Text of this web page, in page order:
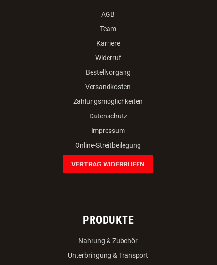
AGB
Team
Karriere
Widerruf
Bestellvorgang
Versandkosten
Zahlungsmöglichkeiten
Datenschutz
Impressum
Online-Streitbeilegung
VERTRAG WIDERRUFEN
PRODUKTE
Nahrung & Zubehör
Unterbringung & Transport